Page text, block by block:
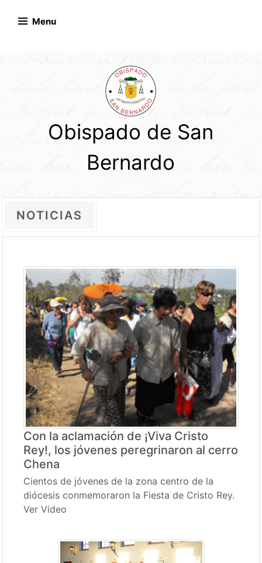
Menu
Obispado de San
Bernardo
NOTICIAS
Con la aclamación de ¡Viva Cristo
Rey!, los jóvenes peregrinaron al cerro
Chena
Cientos de jóvenes de la zona centro de la
diócesis conmemoraron la Fiesta de Cristo Rey.
Ver Video